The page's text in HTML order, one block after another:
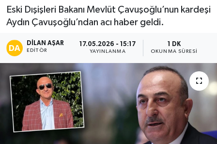
Eski Dışişleri Bakanı Mevlüt Çavuşoğlu’nun kardeşi
Aydın Çavuşoğlu’ndan acı haber geldi.
DILAN AŞAR
EDITÖR
17.05.2026 - 15:17
YAYINLANMA
1 DK
OKUNMA SÜRESI
Siyaset
Magazin
Resmi İlanlar
Spor
Teknoloji
Tatil ve Seyahat
Tüm Manşetler
Son Dakika Haberleri
Haber Arşivi